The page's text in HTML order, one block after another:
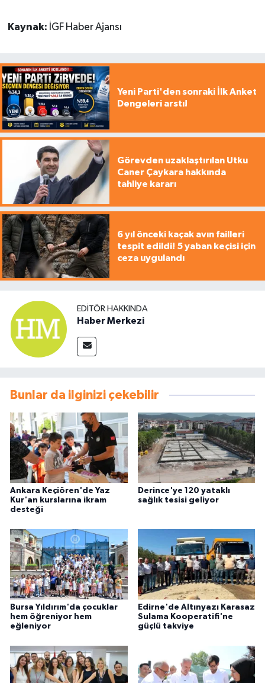
Kaynak: İGF Haber Ajansı
Yeni Parti'den sonraki İlk Anket
Dengeleri arstı!
Görevden uzaklaştırılan Utku
Caner Çaykara hakkında
tahliye kararı
6 yıl önceki kaçak avın failleri
tespit edildi! 5 yaban keçisi için
ceza uygulandı
EDITÖR HAKKINDA
Haber Merkezi
Bunlar da ilginizi çekebilir
Ankara Keçiören'de Yaz
Kur'an kurslarına ikram
desteği
Derince'ye 120 yataklı
sağlık tesisi geliyor
Bursa Yıldırım'da çocuklar
hem öğreniyor hem
eğleniyor
Edirne'de Altınyazı Karasaz
Sulama Kooperatifi'ne
güçlü takviye